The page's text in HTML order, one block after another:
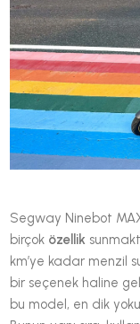
Segway Ninebot
birçok özellik
km’ye kadar menzil
bir seçenek haline
bu model, en dik